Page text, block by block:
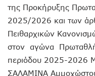
της Προκήρυξης
2025/2026 και των
Πειθαρχικών
στον αγώνα
περιόδου 2025-2026
ΣΑΛΑΜΙΝΑ